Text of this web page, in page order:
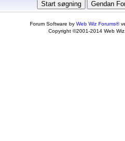
Forum Software by Web Wiz Forums®
Copyright ©2001-2014 Web Wiz